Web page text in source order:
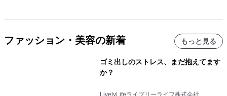
ファッション・美容の新着 もっと見る
ゴミ出しのストレス、まだ抱えてます
か？
LivelyLifeライブリーライフ株式会社